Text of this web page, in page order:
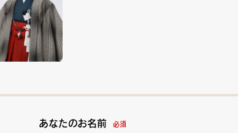
あなたのお名前 必須